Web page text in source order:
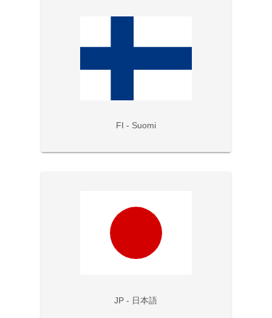
FI - Suomi
JP - 日本語